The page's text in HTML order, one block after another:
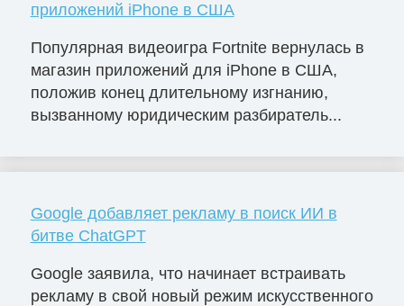
приложений iPhone в США
Популярная видеоигра Fortnite вернулась в
магазин приложений для iPhone в США,
положив конец длительному изгнанию,
вызванному юридическим разбиратель...
Google добавляет рекламу в поиск ИИ в
битве ChatGPT
Google заявила, что начинает встраивать
рекламу в свой новый режим искусственного